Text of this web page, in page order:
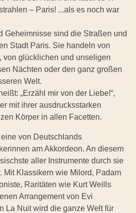
– Paris! ...als es noch war
Geheimnisse sind die Straßen und
Stadt Paris. Sie handeln von
von glücklichen und unseligen
Nächten oder den ganz großen
Welt.
„Erzähl mir von der Liebe!“,
mit ihrer ausdrucksstarken
Körper in allen Facetten.
von Deutschlands
am Akkordeon. An diesem
aller Instrumente durch sie
Mit Klassikern wie Milord, Padam
Raritäten wie Kurt Weills
Arrangement von Evi
La Nuit wird die ganze Welt für